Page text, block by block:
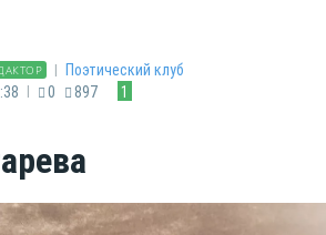
|
Поэтический клуб
| 0 897 1